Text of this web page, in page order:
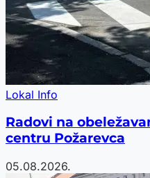
Lokal Info
Radovi na
centru Požarevca
05.08.2026.